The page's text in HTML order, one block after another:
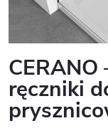
CERANO
ręczniki